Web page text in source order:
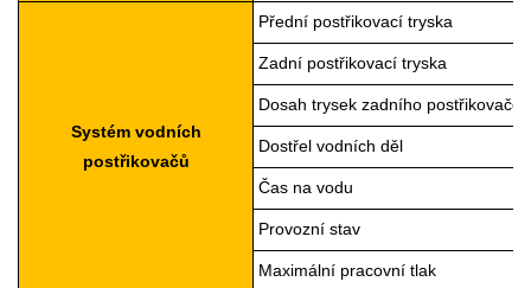
Systém vodních
postřikovačů
Přední postřikovací tryska
Zadní postřikovací tryska
Dosah trysek zadního postřikovače
Dostřel vodních děl
Čas na vodu
Provozní stav
Maximální pracovní tlak